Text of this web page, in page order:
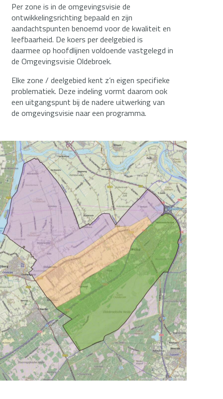
Per zone is in de omgevingsvisie de
ontwikkelingsrichting bepaald en zijn
aandachtspunten benoemd voor de kwaliteit en
leefbaarheid. De koers per deelgebied is
daarmee op hoofdlijnen voldoende vastgelegd in
de Omgevingsvisie Oldebroek.
Elke zone / deelgebied kent z’n eigen specifieke
problematiek. Deze indeling vormt daarom ook
een uitgangspunt bij de nadere uitwerking van
de omgevingsvisie naar een programma.